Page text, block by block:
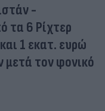
-
τα 6 Ρίχτερ
1 εκατ. ευρώ
μετά τον φονικό